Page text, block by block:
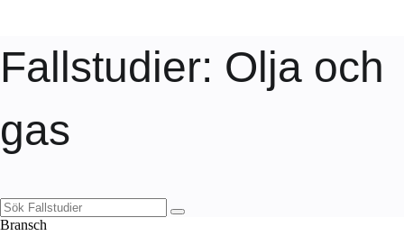
Fallstudier: Olja och
gas
Bransch